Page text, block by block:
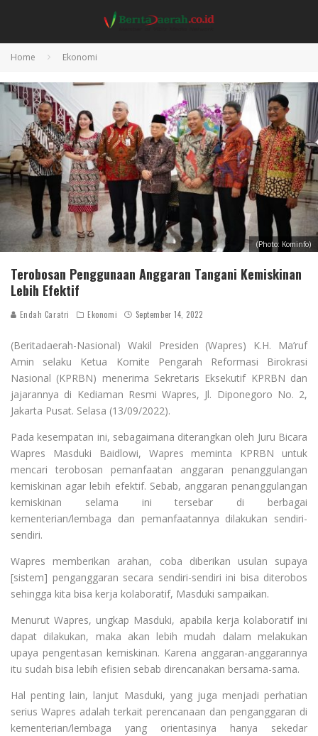
Home Ekonomi
(Photo: Kominfo)
Terobosan Penggunaan Anggaran Tangani Kemiskinan
Lebih Efektif
Endah Caratri Ekonomi September 14, 2022
(Beritadaerah-Nasional) Wakil Presiden (Wapres) K.H. Ma’ruf
Amin selaku Ketua Komite Pengarah Reformasi Birokrasi
Nasional (KPRBN) menerima Sekretaris Eksekutif KPRBN dan
jajarannya di Kediaman Resmi Wapres, Jl. Diponegoro No. 2,
Jakarta Pusat. Selasa (13/09/2022).
Pada kesempatan ini, sebagaimana diterangkan oleh Juru Bicara
Wapres Masduki Baidlowi, Wapres meminta KPRBN untuk
mencari terobosan pemanfaatan anggaran penanggulangan
kemiskinan agar lebih efektif. Sebab, anggaran penanggulangan
kemiskinan selama ini tersebar di berbagai
kementerian/lembaga dan pemanfaatannya dilakukan sendiri-
sendiri.
Wapres memberikan arahan, coba diberikan usulan supaya
[sistem] penganggaran secara sendiri-sendiri ini bisa diterobos
sehingga kita bisa kerja kolaboratif, Masduki sampaikan.
Menurut Wapres, ungkap Masduki, apabila kerja kolaboratif ini
dapat dilakukan, maka akan lebih mudah dalam melakukan
upaya pengentasan kemiskinan. Karena anggaran-anggarannya
itu sudah bisa lebih efisien sebab direncanakan bersama-sama.
Hal penting lain, lanjut Masduki, yang juga menjadi perhatian
serius Wapres adalah terkait perencanaan dan penganggaran di
kementerian/lembaga yang orientasinya hanya sekedar